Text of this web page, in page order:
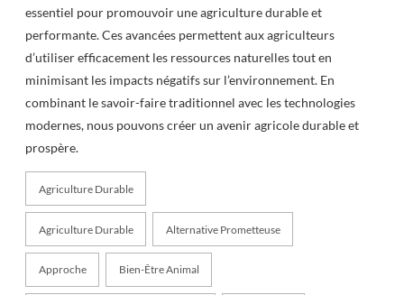
essentiel pour promouvoir une agriculture durable et
performante. Ces avancées permettent aux agriculteurs
d’utiliser efficacement les ressources naturelles tout en
minimisant les impacts négatifs sur l’environnement. En
combinant le savoir-faire traditionnel avec les technologies
modernes, nous pouvons créer un avenir agricole durable et
prospère.
Agriculture Durable
Agriculture Durable Alternative Prometteuse
Approche Bien-Être Animal